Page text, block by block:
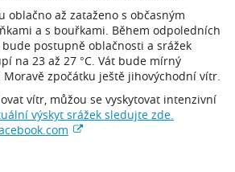
oblačno až zataženo s občasným
a s bouřkami. Během odpoledních
postupně oblačnosti a srážek
na 23 až 27 °C. Vát bude mírný
zpočátku ještě jihovýchodní vítr.
vítr, můžou se vyskytovat intenzivní
výskyt srážek sledujte zde.